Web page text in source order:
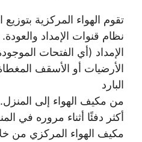
تقوم الهواء المركزية بتوزيع
نظام قنوات الإمداد
الإمداد (أي الفتحات
الأرضيات أو الأسقف
البارد
من مكيف الهواء إلى المنزل.
أكثر دفئًا أثناء مروره في
مكيف الهواء المركزي من